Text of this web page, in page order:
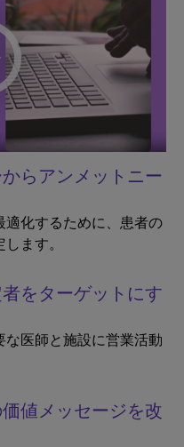
らアンメットニー
適化するために、患者の
ます。
をターゲットにす
医師と施設に営業活動
値メッセージを改